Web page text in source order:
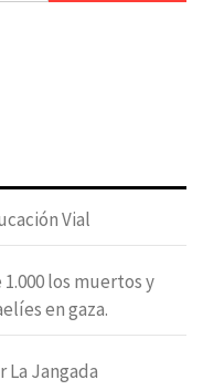
Vial
los muertos y
en gaza.
La Jangada